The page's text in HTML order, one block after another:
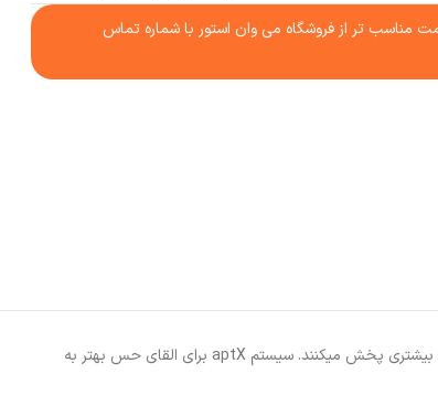
مناسب تر از فروشگاه می وان استور با شماره تماس
بلندگوهای هدست بلوتوث هایلو مدل W1 دارای دیافراگم کامپوزیت فلزی می­باشند و سیستم داینامیک آن، نقاط اوج و فرود آهنگ را تنظیم کرده و صدا را رساتر و با جزییات بیشتری پخش می­کنند. سیستم aptX برای القای حس بهتر به